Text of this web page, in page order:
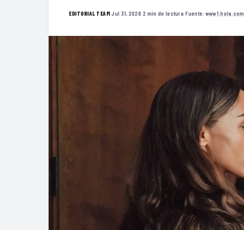
EDITORIAL TEAM·Jul 31, 2026·2 min de lectura·Fuente: www1.hola.com